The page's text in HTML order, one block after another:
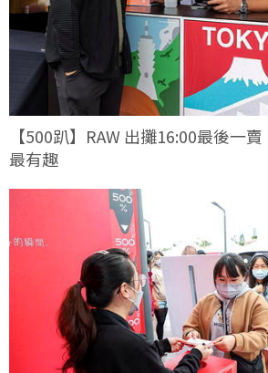
【500趴】RAW 出攤16:00最後一
最有趣